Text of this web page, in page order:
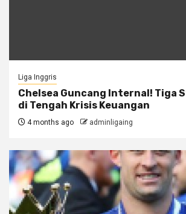
Liga Inggris
Chelsea Guncang Internal! Tiga
di Tengah Krisis Keuangan
4 months ago adminligaing